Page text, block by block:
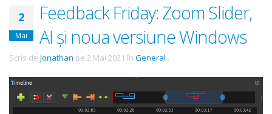
2
Mai
Feedback Friday: Zoom Slider,
AI și noua versiune Windows
Scris de Jonathan pe 2 Mai 2021 în General .